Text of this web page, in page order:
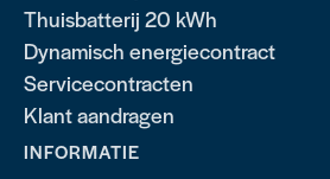
Thuisbatterij 20 kWh
Dynamisch energiecontract
Servicecontracten
Klant aandragen
INFORMATIE